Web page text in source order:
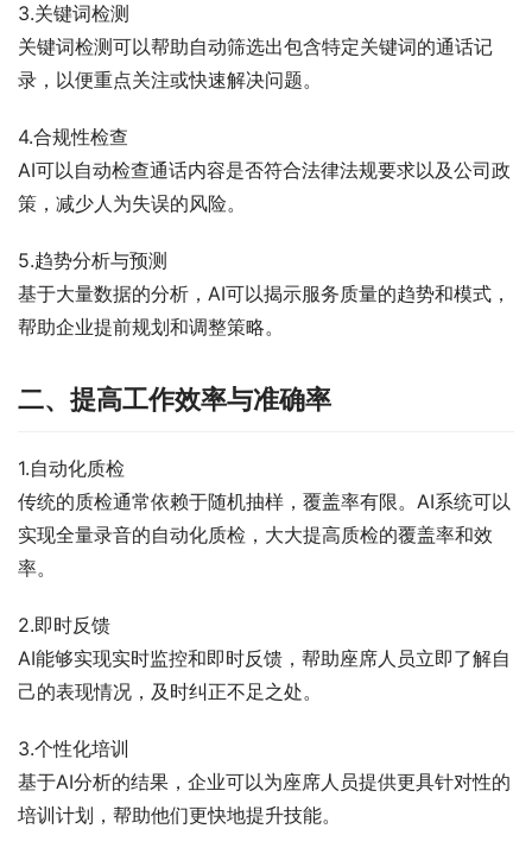
3.关键词检测
关键词检测可以帮助自动筛选出包含特定关键词的通话记
录，以便重点关注或快速解决问题。
4.合规性检查
AI可以自动检查通话内容是否符合法律法规要求以及公司政
策，减少人为失误的风险。
5.趋势分析与预测
基于大量数据的分析，AI可以揭示服务质量的趋势和模式，
帮助企业提前规划和调整策略。
二、提高工作效率与准确率
1.自动化质检
传统的质检通常依赖于随机抽样，覆盖率有限。AI系统可以
实现全量录音的自动化质检，大大提高质检的覆盖率和效
率。
2.即时反馈
AI能够实现实时监控和即时反馈，帮助座席人员立即了解自
己的表现情况，及时纠正不足之处。
3.个性化培训
基于AI分析的结果，企业可以为座席人员提供更具针对性的
培训计划，帮助他们更快地提升技能。